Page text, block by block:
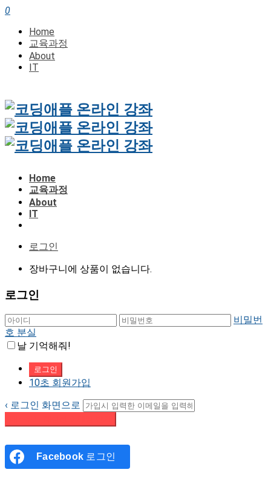
0
Home
교육과정
About
IT
Home
교육과정
About
IT
로그인
장바구니에 상품이 없습니다.
로그인
비밀번
호 분실
날 기억해줘!
10초 회원가입
‹ 로그인 화면으로
Facebook 로그인